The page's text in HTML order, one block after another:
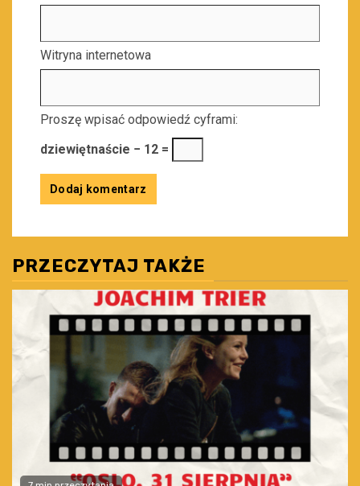
Witryna internetowa
Proszę wpisać odpowiedź cyframi:
dziewiętnaście − 12 =
PRZECZYTAJ TAKŻE